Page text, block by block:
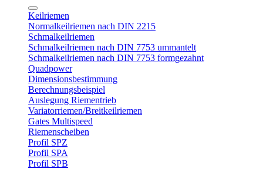
Keilriemen
Normalkeilriemen nach DIN 2215
Schmalkeilriemen
Schmalkeilriemen nach DIN 7753 ummantelt
Schmalkeilriemen nach DIN 7753 formgezahnt
Quadpower
Dimensionsbestimmung
Berechnungsbeispiel
Auslegung Riementrieb
Variatorriemen/Breitkeilriemen
Gates Multispeed
Riemenscheiben
Profil SPZ
Profil SPA
Profil SPB